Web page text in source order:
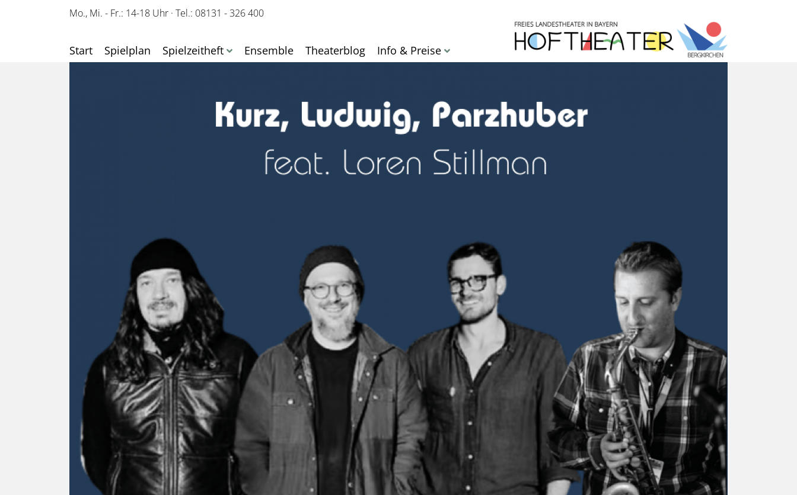
Mo., Mi. - Fr.: 14-18 Uhr · Tel.: 08131 - 326 400
Start Spielplan Spielzeitheft Ensemble Theaterblog Info & Preise